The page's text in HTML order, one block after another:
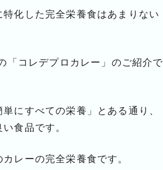
化した完全栄養食はあまりない
「コレデプロカレー」のご紹介で
にすべての栄養」とある通り、
食品です。
レーの完全栄養食です。